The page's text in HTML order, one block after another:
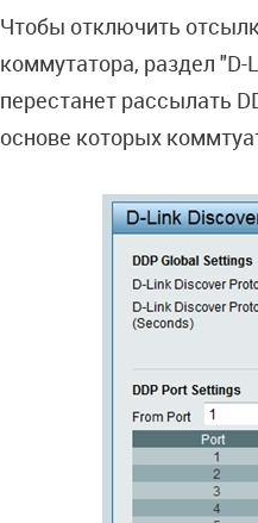
Чтобы отключить
коммутатора, раздел
перестанет рассылать
основе которых